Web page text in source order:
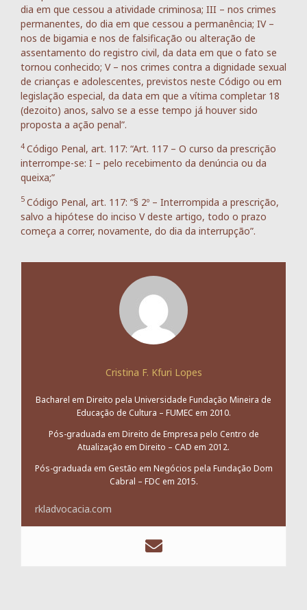
dia em que cessou a atividade criminosa; III – nos crimes
permanentes, do dia em que cessou a permanência; IV –
nos de bigamia e nos de falsificação ou alteração de
assentamento do registro civil, da data em que o fato se
tornou conhecido; V – nos crimes contra a dignidade sexual
de crianças e adolescentes, previstos neste Código ou em
legislação especial, da data em que a vítima completar 18
(dezoito) anos, salvo se a esse tempo já houver sido
proposta a ação penal”.
4 Código Penal, art. 117: “Art. 117 – O curso da prescrição
interrompe-se: I – pelo recebimento da denúncia ou da
queixa;”
5 Código Penal, art. 117: “§ 2º – Interrompida a prescrição,
salvo a hipótese do inciso V deste artigo, todo o prazo
começa a correr, novamente, do dia da interrupção”.
Cristina F. Kfuri Lopes
Bacharel em Direito pela Universidade Fundação Mineira de
Educação de Cultura – FUMEC em 2010.
Pós-graduada em Direito de Empresa pelo Centro de
Atualização em Direito – CAD em 2012.
Pós-graduada em Gestão em Negócios pela Fundação Dom
Cabral – FDC em 2015.
rkladvocacia.com